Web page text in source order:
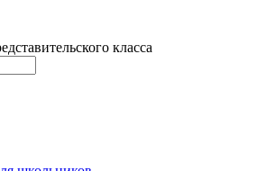
класса